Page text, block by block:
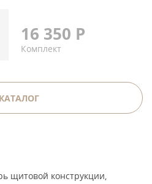
16 350 Р
Комплект
щитовой конструкции,